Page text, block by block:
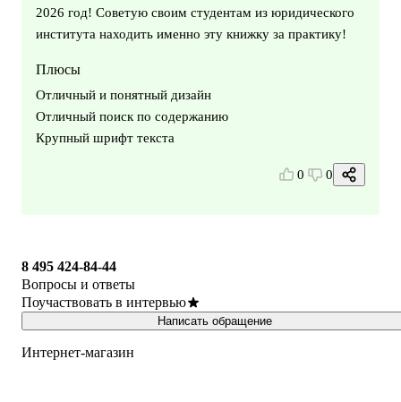
2026 год! Советую своим студентам из юридического
института находить именно эту книжку за практику!
Плюсы
Отличный и понятный дизайн
Отличный поиск по содержанию
Крупный шрифт текста
0 0
8 495 424-84-44
Вопросы и ответы
Поучаствовать в интервью
Написать обращение
Интернет-магазин